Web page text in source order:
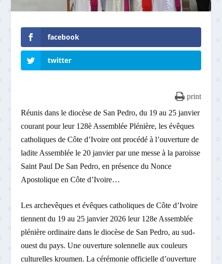
facebook
twitter
print
Réunis dans le diocèse de San Pedro, du 19 au 25 janvier
courant pour leur 128è Assemblée Plénière, les évêques
catholiques de Côte d’Ivoire ont procédé à l’ouverture de
ladite Assemblée le 20 janvier par une messe à la paroisse
Saint Paul De San Pedro, en présence du Nonce
Apostolique en Côte d’Ivoire…
Les archevêques et évêques catholiques de Côte d’Ivoire
tiennent du 19 au 25 janvier 2026 leur 128e Assemblée
plénière ordinaire dans le diocèse de San Pedro, au sud-
ouest du pays. Une ouverture solennelle aux couleurs
culturelles kroumen. La cérémonie officielle d’ouverture